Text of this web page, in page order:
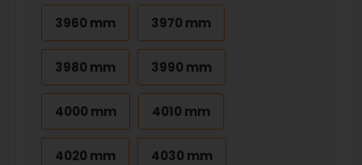
3960 mm 3970 mm
3980 mm 3990 mm
4000 mm 4010 mm
4020 mm 4030 mm